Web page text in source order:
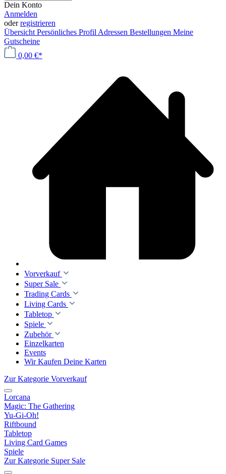
Dein Konto
Anmelden
oderregistrieren
Übersicht Persönliches Profil Adressen Bestellungen Meine
Gutscheine
0,00 €*
Vorverkauf
Super Sale
Trading Cards
Living Cards
Tabletop
Spiele
Zubehör
Einzelkarten
Events
Wir Kaufen Deine Karten
Zur Kategorie Vorverkauf
Lorcana
Magic: The Gathering
Yu-Gi-Oh!
Riftbound
Tabletop
Living Card Games
Spiele
Zur Kategorie Super Sale